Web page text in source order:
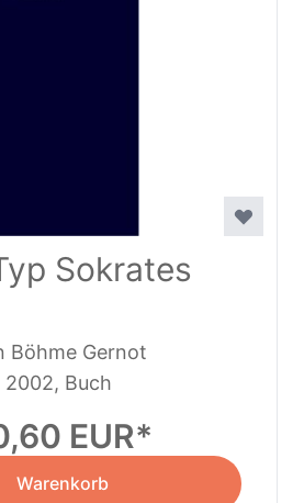
Sokrates
Böhme Gernot
2002, Buch
EUR
Warenkorb